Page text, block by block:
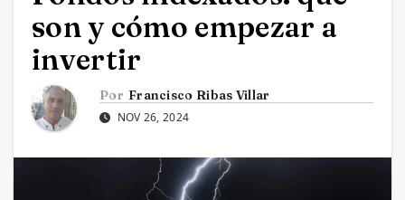
son y cómo empezar a
invertir
Por Francisco Ribas Villar
NOV 26, 2024